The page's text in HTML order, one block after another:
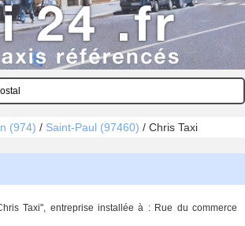
(974) / Saint-Paul (97460) / Chris Taxi
Taxi", entreprise installée à : Rue du commerce